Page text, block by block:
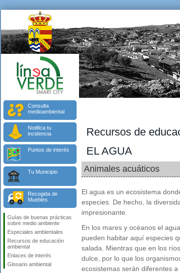
Consulta
medioambiental
Notifica tu
incidencia
Puntos de interés
Tu Municipio
Recogida de
Muebles
Guías de buenas prácticas
sobre medio ambiente
Especiales ambientales
Recursos de educación
ambiental
Enlaces de interés
Glosario ambiental
Recursos de
EL AGUA
Animales acuáticos
El agua es un ecosistema
especies. De hecho, la
impresionante.
En los mares y océanos el
pueden habitar aquí especies
salada. Mientras que en los
dulce, por lo que los
ecosistemas serán diferentes